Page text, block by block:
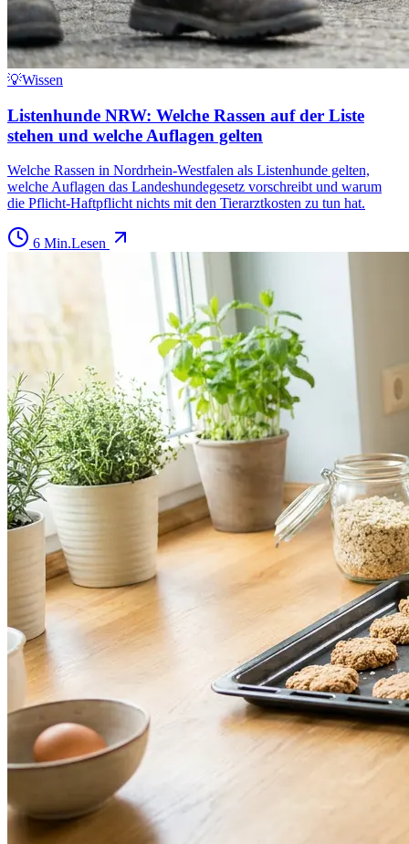
💡Wissen
Listenhunde NRW: Welche Rassen auf der Liste
stehen und welche Auflagen gelten
Welche Rassen in Nordrhein-Westfalen als Listenhunde gelten,
welche Auflagen das Landeshundegesetz vorschreibt und warum
die Pflicht-Haftpflicht nichts mit den Tierarztkosten zu tun hat.
6 Min.Lesen